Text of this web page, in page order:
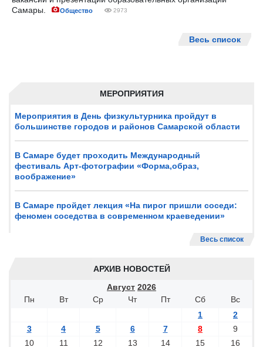
МЕРОПРИЯТИЯ
Мероприятия в День физкультурника пройдут в
большинстве городов и районов Самарской области
В Самаре будет проходить Международный
фестиваль Арт-фотографии «Форма,образ,
воображение»
В Самаре пройдет лекция «На пирог пришли соседи:
феномен соседства в современном краеведении»
Весь список
АРХИВ НОВОСТЕЙ
Август 2026
Пн
Вт Ср Чт Пт Сб
Вс
1
2
3
4 5 6 7 8
9
10
11 12 13 14 15
16
Самары.
Общество 2973
Весь список